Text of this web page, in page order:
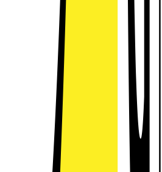
av ett Mobilt bredband
5G
för 24 månader
5G (Låne Router ingår från